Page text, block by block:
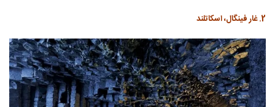
2. غار فینگال، اسکاتلند